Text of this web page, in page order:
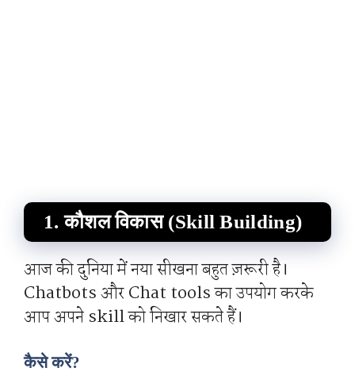
1. कौशल विकास (Skill Building)
आज की दुनिया में नया सीखना बहुत ज़रूरी है।
Chatbots और Chat tools का उपयोग करके
आप अपने skill को निखार सकते हैं।
कैसे करें?